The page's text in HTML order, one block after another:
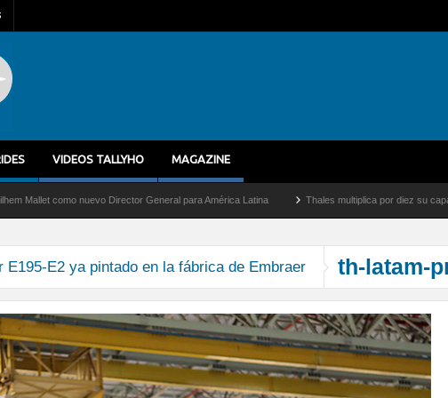
VIDEOS TALLYHO MAGAZINE
como nuevo Director General para América Latina Thales multiplica por diez su
E195-E2 ya pintado en la fábrica de Embraer
th-latam-